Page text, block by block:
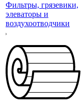
Фильтры, грязевики,
элеваторы и
воздухоотводчики